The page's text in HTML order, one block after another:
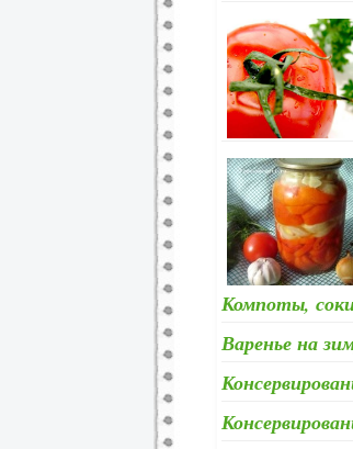
Компоты,
Варенье на